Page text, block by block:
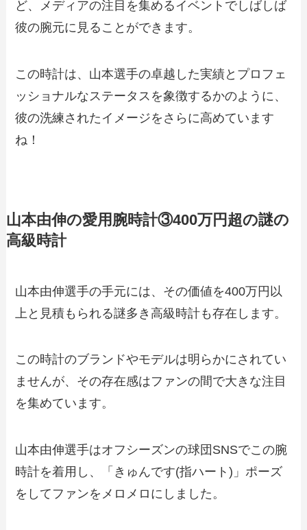
ど、メディアの注目を集めるイベントでしばしば
彼の腕元に見ることができます。
この時計は、山本選手の卓越した実績とプロフェ
ッショナルなステータスを象徴するかのように、
彼の洗練されたイメージをさらに高めています
ね！
山本由伸の愛用腕時計③400万円超の謎の
高級時計
山本由伸選手の手元には、その価値を400万円以
上と見積もられる謎多き高級時計も存在します。
この時計のブランドやモデルは明らかにされてい
ませんが、その存在感はファンの間で大きな注目
を集めています。
山本由伸選手はオフシーズンの球団SNSでこの腕
時計を着用し、「きゅんです(指ハート)」ポーズ
をしてファンをメロメロにしました。